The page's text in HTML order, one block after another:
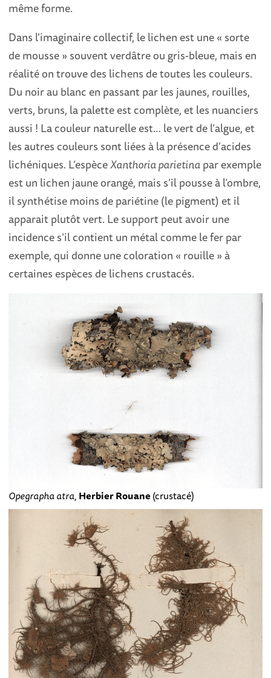
même forme.
Dans l’imaginaire collectif, le lichen est une « sorte
de mousse » souvent verdâtre ou gris-bleue, mais en
réalité on trouve des lichens de toutes les couleurs.
Du noir au blanc en passant par les jaunes, rouilles,
verts, bruns, la palette est complète, et les nuanciers
aussi ! La couleur naturelle est… le vert de l’algue, et
les autres couleurs sont liées à la présence d’acides
lichéniques. L’espèceXanthoria parietinapar exemple
est un lichen jaune orangé, mais s’il pousse à l’ombre,
il synthétise moins de pariétine (le pigment) et il
apparait plutôt vert. Le support peut avoir une
incidence s’il contient un métal comme le fer par
exemple, qui donne une coloration « rouille » à
certaines espèces de lichens crustacés.
Opegrapha atra,Herbier Rouane(crustacé)